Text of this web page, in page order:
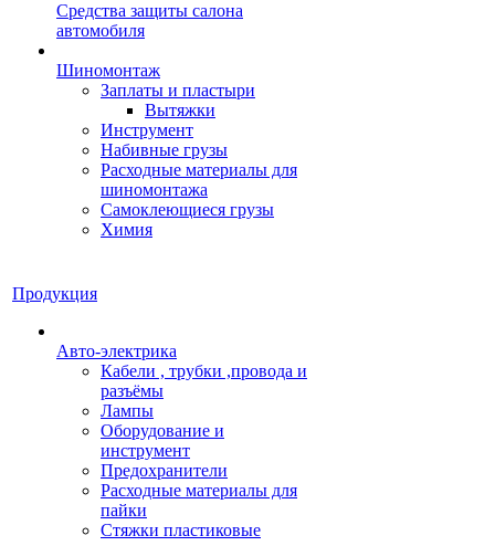
Средства защиты салона
автомобиля
Шиномонтаж
Заплаты и пластыри
Вытяжки
Инструмент
Набивные грузы
Расходные материалы для
шиномонтажа
Самоклеющиеся грузы
Химия
Продукция
Авто-электрика
Кабели , трубки ,провода и
разъёмы
Лампы
Оборудование и
инструмент
Предохранители
Расходные материалы для
пайки
Стяжки пластиковые